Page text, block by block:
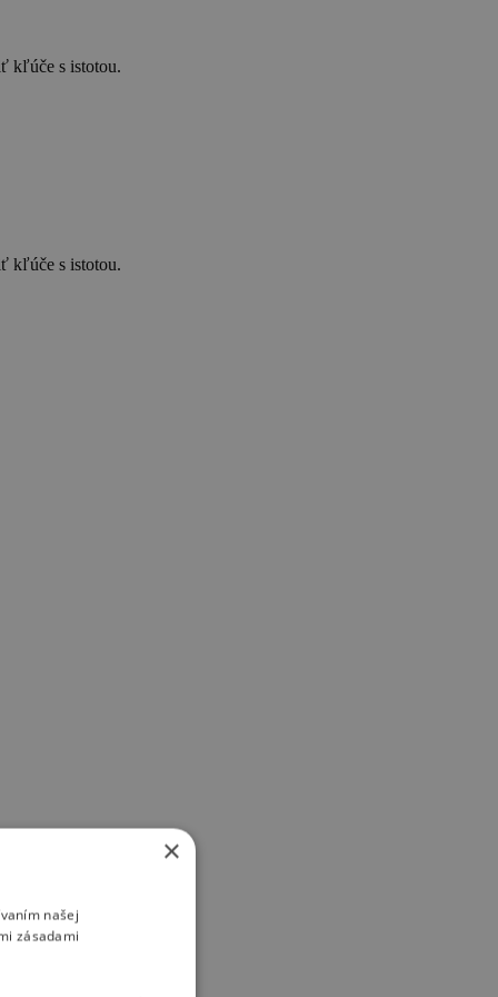
kľúče s istotou.
kľúče s istotou.
×
našej
zásadami